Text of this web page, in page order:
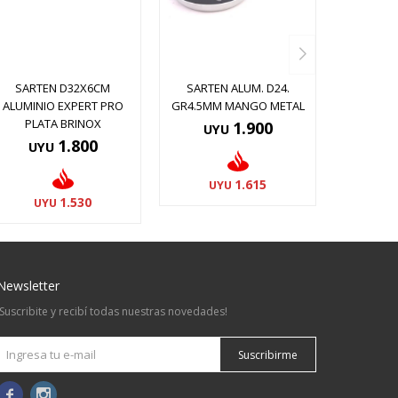
SARTEN D32X6CM
ALUMINIO EXPERT PRO
PLATA BRINOX
UYU 1.800
UYU 1.530
SARTEN ALUM. D24.
GR4.5MM MANGO METAL
UYU 1.900
UYU 1.615
y recibí todas nuestras novedades!
Suscribirme
 